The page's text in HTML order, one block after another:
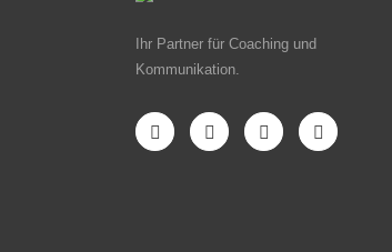
Ihr Partner für Coaching und
Kommunikation.